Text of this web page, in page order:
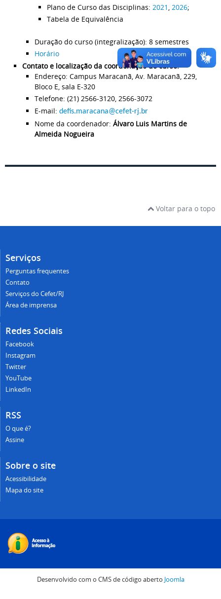
Plano de Curso das Disciplinas: 2021 2026;
Tabela de Equivalência
Duração do curso (integralização): 8 semestres
Horário
Contato e localização da coordenação do curso:
Endereço: Campus Maracanã, Av. Maracanã, 229,
Bloco E, sala E-320
Telefone: (21) 2566-3120, 2566-3072
E-mail: defis.maracana@cefet-rj.br
Nome da coordenador: Álvaro Luis Martins de
Almeida Nogueira
Voltar para o topo
Serviços
Perguntas frequentes
Contato
Serviços do Cefet/RJ
Área de imprensa
Redes Sociais
Facebook
Instagram
Twitter
YouTube
LinkedIn
RSS
O que é?
Assine
Sobre o site
Acessibilidade
Mapa do site
Desenvolvido com o CMS de código aberto Joomla